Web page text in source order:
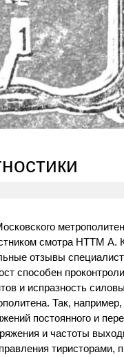
смотра НТТМ
отзывы
способен
и испразность
Так,
постоянного и
и частоты
тиристорами,